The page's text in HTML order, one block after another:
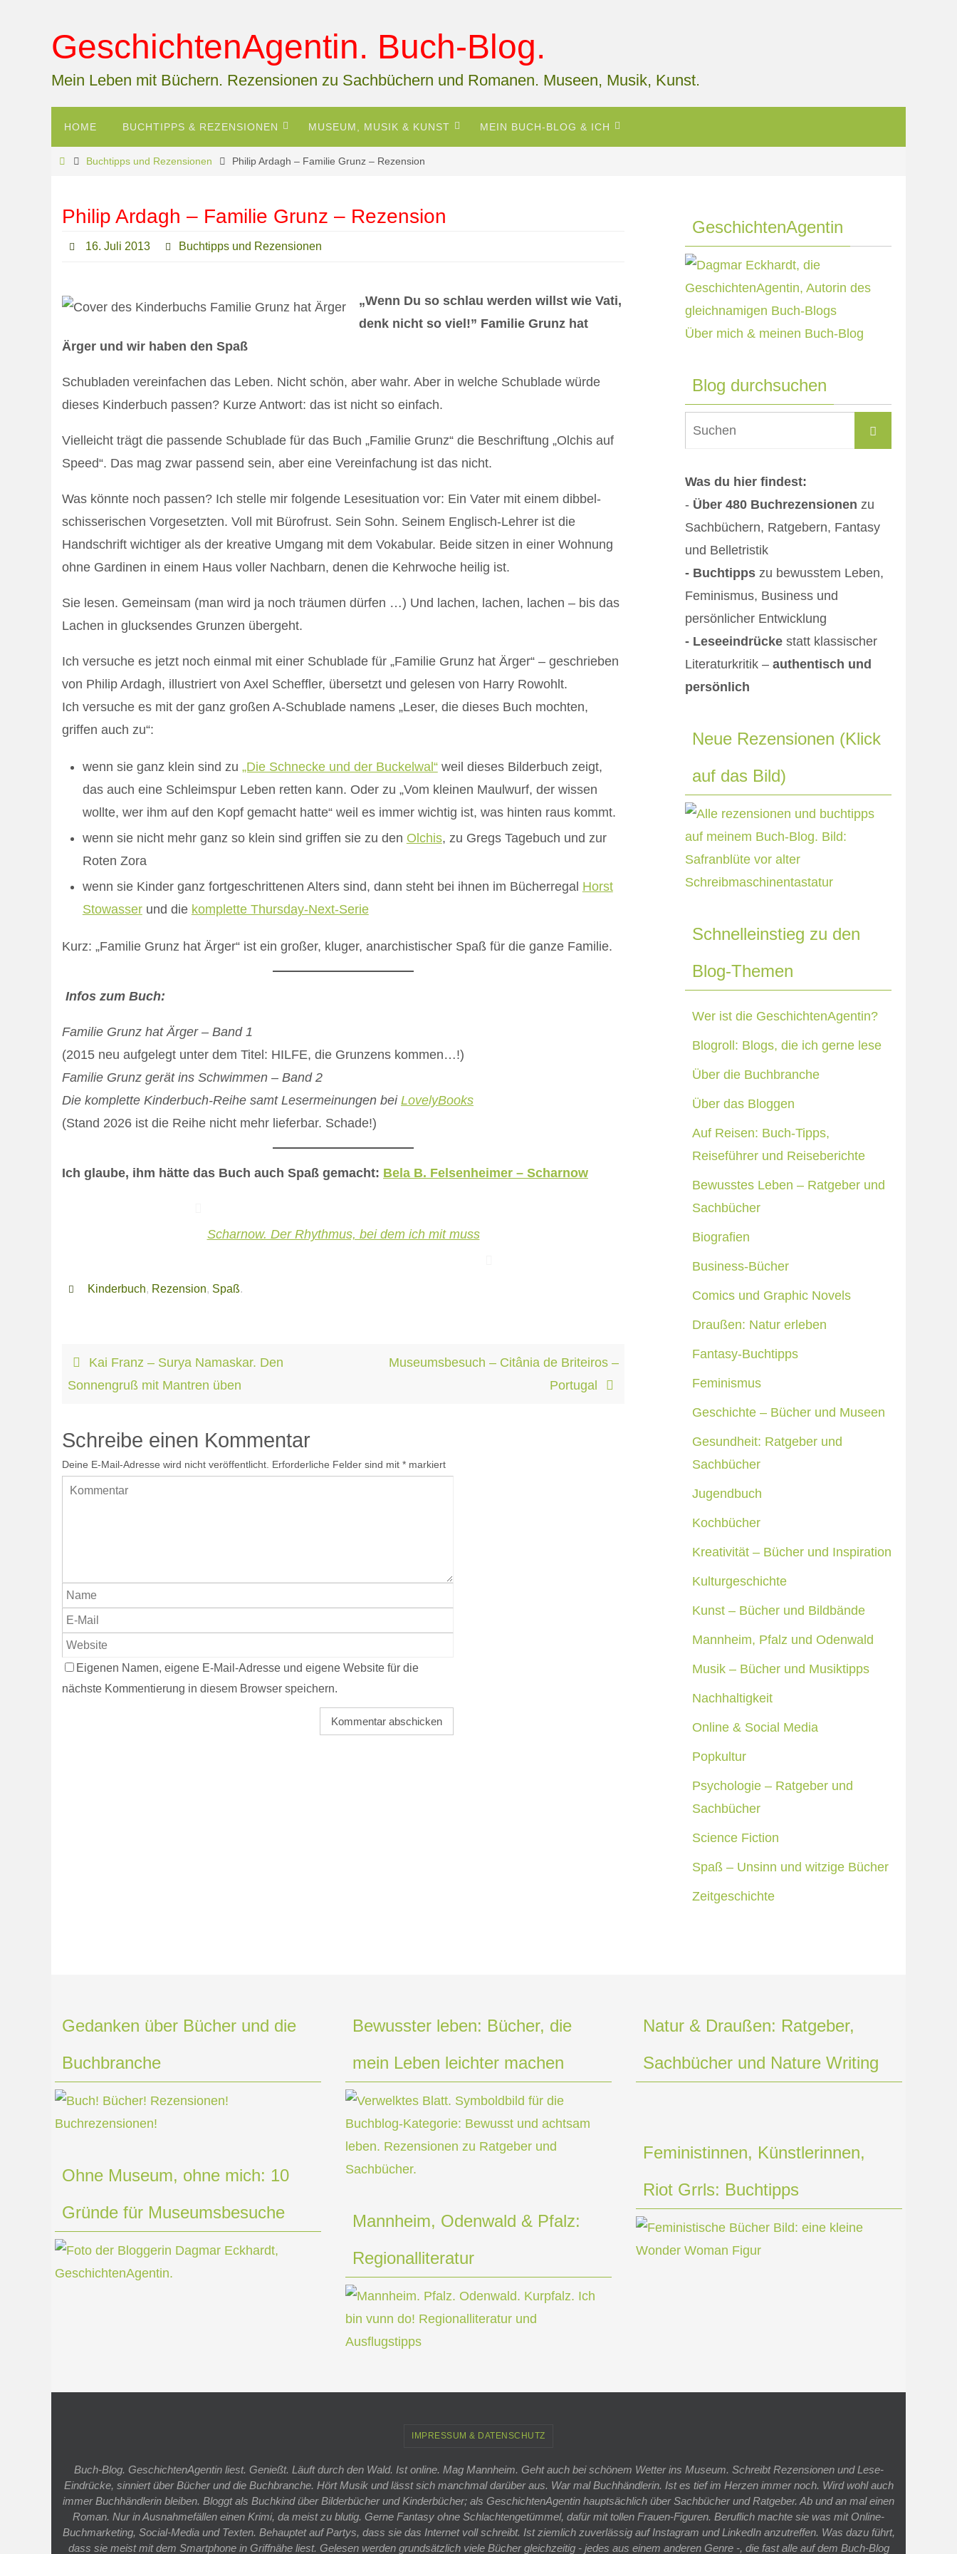
GeschichtenAgentin. Buch-Blog.
Mein Leben mit Büchern. Rezensionen zu Sachbüchern und Romanen. Museen, Musik, Kunst.
Inhalt
springen
HOME BUCHTIPPS & REZENSIONEN MUSEUM, MUSIK & KUNST MEIN BUCH-BLOG & ICH
StartBuchtipps und Rezensionen Philip Ardagh – Familie Grunz – Rezension
Philip Ardagh – Familie Grunz – Rezension
16. Juli 2013 Buchtipps und Rezensionen
„Wenn Du so schlau werden willst wie Vati,
denk nicht so viel!” Familie Grunz hat
Ärger und wir haben den Spaß
Schubladen vereinfachen das Leben. Nicht schön, aber wahr. Aber in welche Schublade würde
dieses Kinderbuch passen? Kurze Antwort: das ist nicht so einfach.
Vielleicht trägt die passende Schublade für das Buch „Familie Grunz“ die Beschriftung „Olchis auf
Speed“. Das mag zwar passend sein, aber eine Vereinfachung ist das nicht.
Was könnte noch passen? Ich stelle mir folgende Lesesituation vor: Ein Vater mit einem dibbel-
schisserischen Vorgesetzten. Voll mit Bürofrust. Sein Sohn. Seinem Englisch-Lehrer ist die
Handschrift wichtiger als der kreative Umgang mit dem Vokabular. Beide sitzen in einer Wohnung
ohne Gardinen in einem Haus voller Nachbarn, denen die Kehrwoche heilig ist.
Sie lesen. Gemeinsam (man wird ja noch träumen dürfen …) Und lachen, lachen, lachen – bis das
Lachen in glucksendes Grunzen übergeht.
Ich versuche es jetzt noch einmal mit einer Schublade für „Familie Grunz hat Ärger“ – geschrieben
von Philip Ardagh, illustriert von Axel Scheffler, übersetzt und gelesen von Harry Rowohlt.
Ich versuche es mit der ganz großen A-Schublade namens „Leser, die dieses Buch mochten,
griffen auch zu“:
wenn sie ganz klein sind zu „Die Schnecke und der Buckelwal“weil dieses Bilderbuch zeigt,
das auch eine Schleimspur Leben retten kann. Oder zu „Vom kleinen Maulwurf, der wissen
wollte, wer ihm auf den Kopf gemacht hatte“ weil es immer wichtig ist, was hinten raus kommt.
wenn sie nicht mehr ganz so klein sind griffen sie zu den Olchis, zu Gregs Tagebuch und zur
Roten Zora
wenn sie Kinder ganz fortgeschrittenen Alters sind, dann steht bei ihnen im Bücherregal Horst
Stowasserund die komplette Thursday-Next-Serie
Kurz: „Familie Grunz hat Ärger“ ist ein großer, kluger, anarchistischer Spaß für die ganze Familie.
Infos zum Buch:
Familie Grunz hat Ärger – Band 1
(2015 neu aufgelegt unter dem Titel: HILFE, die Grunzens kommen…!)
Familie Grunz gerät ins Schwimmen – Band 2
Die komplette Kinderbuch-Reihe samt Lesermeinungen bei LovelyBooks
(Stand 2026 ist die Reihe nicht mehr lieferbar. Schade!)
Ich glaube, ihm hätte das Buch auch Spaß gemacht: Bela B. Felsenheimer – Scharnow
Scharnow. Der Rhythmus, bei dem ich mit muss
Kinderbuch, Rezension, Spaß.
Kai Franz – Surya Namaskar. Den
Sonnengruß mit Mantren üben
Museumsbesuch – Citânia de Briteiros –
Portugal
Schreibe einen Kommentar
Deine E-Mail-Adresse wird nicht veröffentlicht. Erforderliche Felder sind mit * markiert
Eigenen Namen, eigene E-Mail-Adresse und eigene Website für die
nächste Kommentierung in diesem Browser speichern.
GeschichtenAgentin
Über mich & meinen Buch-Blog
Blog durchsuchen
nach:
Suchen
Was du hier findest:
- Über 480 Buchrezensionen zu
Sachbüchern, Ratgebern, Fantasy
und Belletristik
- Buchtipps zu bewusstem Leben,
Feminismus, Business und
persönlicher Entwicklung
- Leseeindrücke statt klassischer
Literaturkritik – authentisch und
persönlich
Neue Rezensionen (Klick
auf das Bild)
Schnelleinstieg zu den
Blog-Themen
Wer ist die GeschichtenAgentin?
Blogroll: Blogs, die ich gerne lese
Über die Buchbranche
Über das Bloggen
Auf Reisen: Buch-Tipps,
Reiseführer und Reiseberichte
Bewusstes Leben – Ratgeber und
Sachbücher
Biografien
Business-Bücher
Comics und Graphic Novels
Draußen: Natur erleben
Fantasy-Buchtipps
Feminismus
Geschichte – Bücher und Museen
Gesundheit: Ratgeber und
Sachbücher
Jugendbuch
Kochbücher
Kreativität – Bücher und Inspiration
Kulturgeschichte
Kunst – Bücher und Bildbände
Mannheim, Pfalz und Odenwald
Musik – Bücher und Musiktipps
Nachhaltigkeit
Online & Social Media
Popkultur
Psychologie – Ratgeber und
Sachbücher
Science Fiction
Spaß – Unsinn und witzige Bücher
Zeitgeschichte
Gedanken über Bücher und die
Buchbranche
Ohne Museum, ohne mich: 10
Gründe für Museumsbesuche
Bewusster leben: Bücher, die
mein Leben leichter machen
Mannheim, Odenwald & Pfalz:
Regionalliteratur
Natur & Draußen: Ratgeber,
Sachbücher und Nature Writing
Feministinnen, Künstlerinnen,
Riot Grrls: Buchtipps
IMPRESSUM & DATENSCHUTZ
Buch-Blog. GeschichtenAgentin liest. Genießt. Läuft durch den Wald. Ist online. Mag Mannheim. Geht auch bei schönem Wetter ins Museum. Schreibt Rezensionen und Lese-
Eindrücke, sinniert über Bücher und die Buchbranche. Hört Musik und lässt sich manchmal darüber aus. War mal Buchhändlerin. Ist es tief im Herzen immer noch. Wird wohl auch
immer Buchhändlerin bleiben. Bloggt als Buchkind über Bilderbücher und Kinderbücher; als GeschichtenAgentin hauptsächlich über Sachbücher und Ratgeber. Ab und an mal einen
Roman. Nur in Ausnahmefällen einen Krimi, da meist zu blutig. Gerne Fantasy ohne Schlachtengetümmel, dafür mit tollen Frauen-Figuren. Beruflich machte sie was mit Online-
Buchmarketing, Social-Media und Texten. Behauptet auf Partys, dass sie das Internet voll schreibt. Ist ziemlich zuverlässig auf Instagram und LinkedIn anzutreffen. Was dazu führt,
dass sie meist mit dem Smartphone in Griffnähe liest. Gelesen werden grundsätzlich viele Bücher gleichzeitig - jedes aus einem anderen Genre -, die fast alle auf dem Buch-Blog